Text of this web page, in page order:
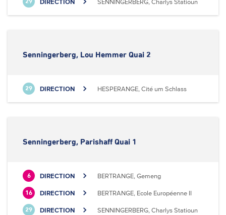
29 DIRECTION SENNINGERBERG, Charlys Statioun
Senningerberg, Lou Hemmer Quai 2
29 DIRECTION HESPERANGE, Cité um Schlass
Senningerberg, Parishaff Quai 1
6 DIRECTION BERTRANGE, Gemeng
16 DIRECTION BERTRANGE, Ecole Européenne II
29 DIRECTION SENNINGERBERG, Charlys Statioun